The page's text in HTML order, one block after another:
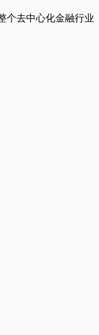
个去中心化金融行业